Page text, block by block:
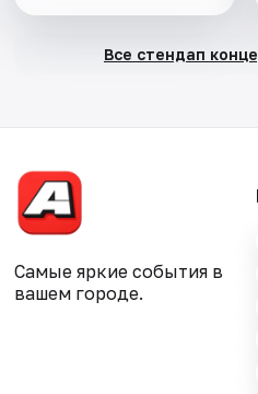
Все стендап
Самые яркие события в
вашем городе.